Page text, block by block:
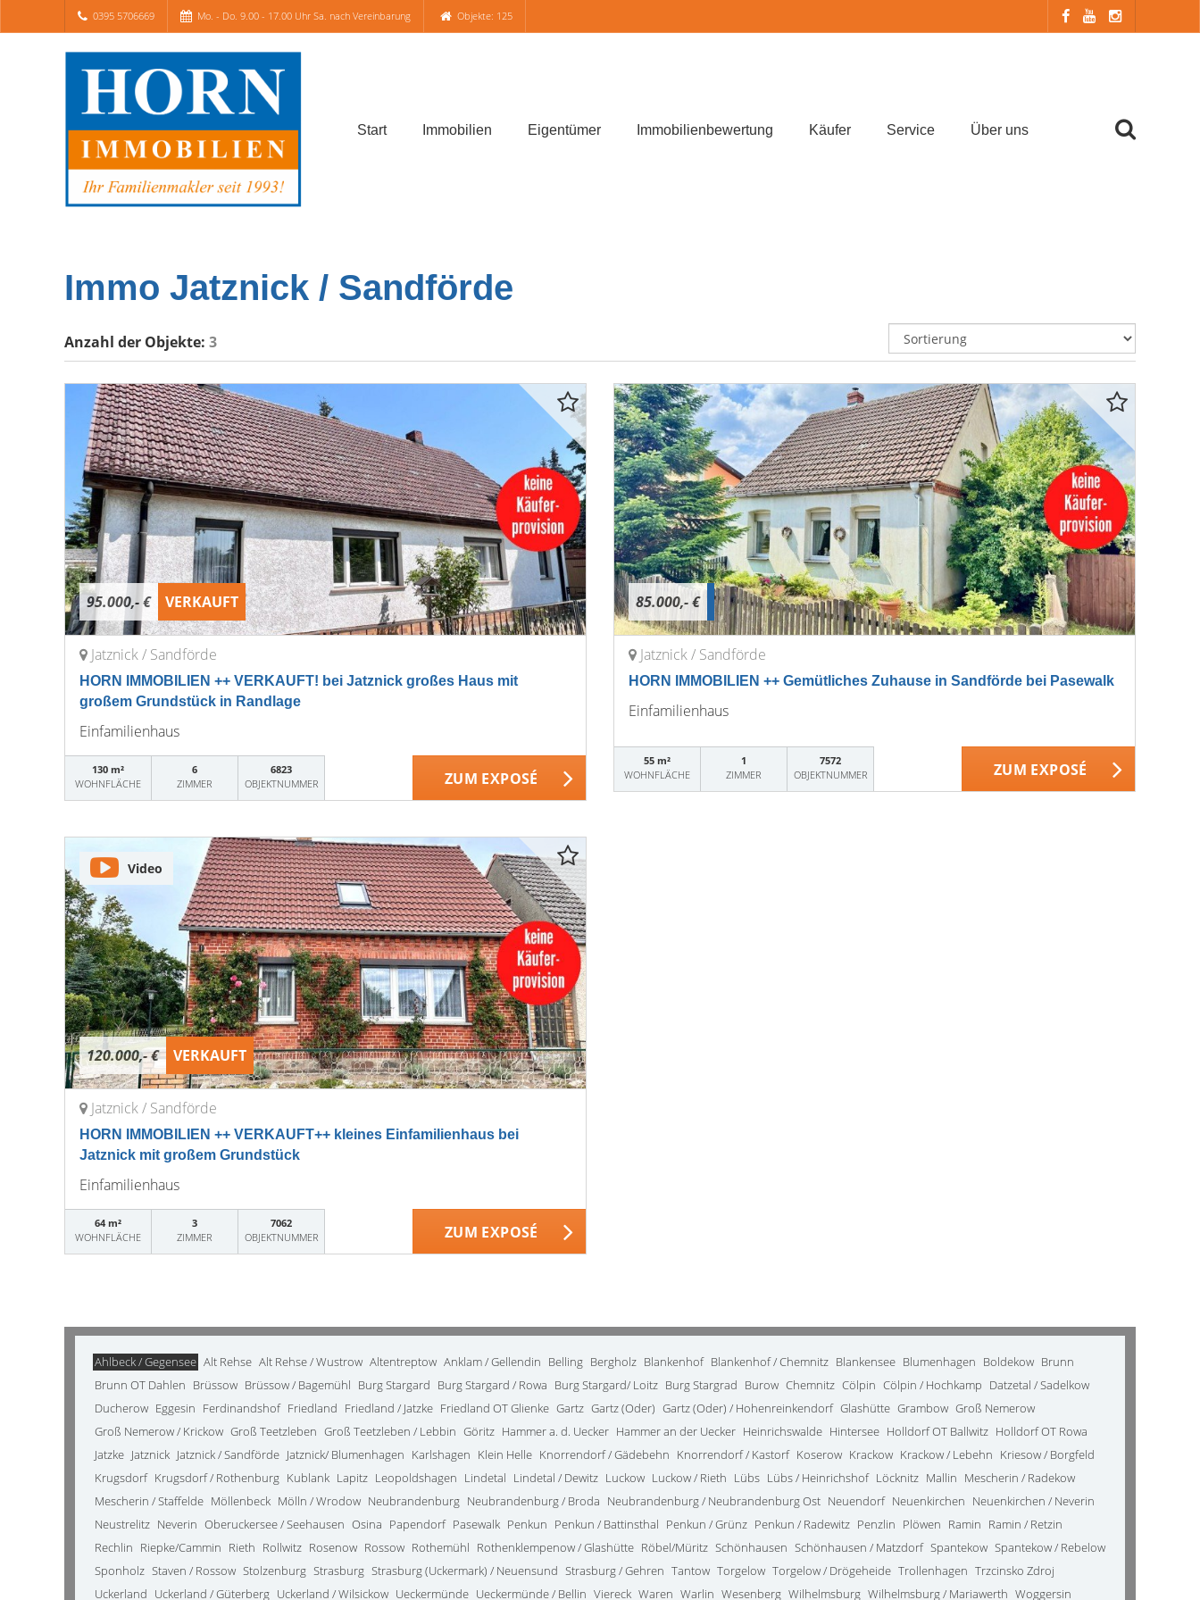
0395 5706669 Mo. - Do. 9.00 - 17.00 Uhr Sa. nach Vereinbarung Objekte: 125
Start Immobilien Eigentümer Immobilienbewertung Käufer Service Über uns
Immo Jatznick / Sandförde
Anzahl der Objekte: 3
95.000,- € VERKAUFT
Jatznick / Sandförde
HORN IMMOBILIEN ++ VERKAUFT! bei Jatznick großes Haus mit
großem Grundstück in Randlage
Einfamilienhaus
130 m²
WOHNFLÄCHE
6
ZIMMER
6823
OBJEKTNUMMER
ZUM EXPOSÉ
85.000,- €
Jatznick / Sandförde
HORN IMMOBILIEN ++ Gemütliches Zuhause in Sandförde bei Pasewalk
Einfamilienhaus
55 m²
WOHNFLÄCHE
1
ZIMMER
7572
OBJEKTNUMMER
ZUM EXPOSÉ
120.000,- € VERKAUFT
Video
Jatznick / Sandförde
HORN IMMOBILIEN ++ VERKAUFT++ kleines Einfamilienhaus bei
Jatznick mit großem Grundstück
Einfamilienhaus
64 m²
WOHNFLÄCHE
3
ZIMMER
7062
OBJEKTNUMMER
ZUM EXPOSÉ
Ahlbeck / Gegensee Alt Rehse Alt Rehse / Wustrow Altentreptow Anklam / Gellendin Belling Bergholz Blankenhof Blankenhof / Chemnitz Blankensee Blumenhagen Boldekow Brunn
Brunn OT Dahlen Brüssow Brüssow / Bagemühl Burg Stargard Burg Stargard / Rowa Burg Stargard/ Loitz Burg Stargrad Burow Chemnitz Cölpin Cölpin / Hochkamp Datzetal / Sadelkow
Ducherow Eggesin Ferdinandshof Friedland Friedland / Jatzke Friedland OT Glienke Gartz Gartz (Oder) Gartz (Oder) / Hohenreinkendorf Glashütte Grambow Groß Nemerow
Groß Nemerow / Krickow Groß Teetzleben Groß Teetzleben / Lebbin Göritz Hammer a. d. Uecker Hammer an der Uecker Heinrichswalde Hintersee Holldorf OT Ballwitz Holldorf OT Rowa
Jatzke Jatznick Jatznick / Sandförde Jatznick/ Blumenhagen Karlshagen Klein Helle Knorrendorf / Gädebehn Knorrendorf / Kastorf Koserow Krackow Krackow / Lebehn Kriesow / Borgfeld
Krugsdorf Krugsdorf / Rothenburg Kublank Lapitz Leopoldshagen Lindetal Lindetal / Dewitz Luckow Luckow / Rieth Lübs Lübs / Heinrichshof Löcknitz Mallin Mescherin / Radekow
Mescherin / Staffelde Möllenbeck Mölln / Wrodow Neubrandenburg Neubrandenburg / Broda Neubrandenburg / Neubrandenburg Ost Neuendorf Neuenkirchen Neuenkirchen / Neverin
Neustrelitz Neverin Oberuckersee / Seehausen Osina Papendorf Pasewalk Penkun Penkun / Battinsthal Penkun / Grünz Penkun / Radewitz Penzlin Plöwen Ramin Ramin / Retzin
Rechlin Riepke/Cammin Rieth Rollwitz Rosenow Rossow Rothemühl Rothenklempenow / Glashütte Röbel/Müritz Schönhausen Schönhausen / Matzdorf Spantekow Spantekow / Rebelow
Sponholz Staven / Rossow Stolzenburg Strasburg Strasburg (Uckermark) / Neuensund Strasburg / Gehren Tantow Torgelow Torgelow / Drögeheide Trollenhagen Trzcinsko Zdroj
Uckerland Uckerland / Güterberg Uckerland / Wilsickow Ueckermünde Ueckermünde / Bellin Viereck Waren Warlin Wesenberg Wilhelmsburg Wilhelmsburg / Mariawerth Woggersin